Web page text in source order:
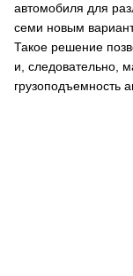
автомобиля для
семи новым
Такое решение
и, следовательно,
грузоподъемность